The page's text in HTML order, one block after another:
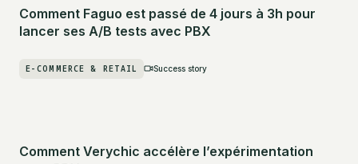
Comment Faguo est passé de 4 jours à 3h pour
lancer ses A/B tests avec PBX
E-COMMERCE & RETAIL Success story
Comment Verychic accélère l’expérimentation